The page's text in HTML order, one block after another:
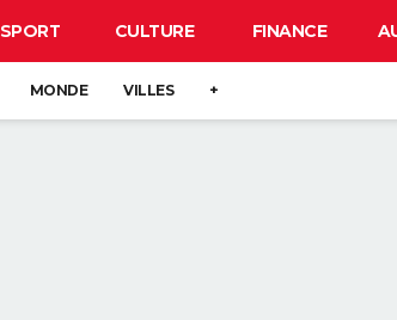
SPORT CULTURE FINANCE
MONDE VILLES +